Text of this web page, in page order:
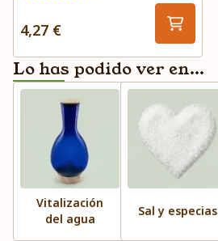
4,27 €
Lo has podido ver en...
Vitalización
del agua
Sal y especias